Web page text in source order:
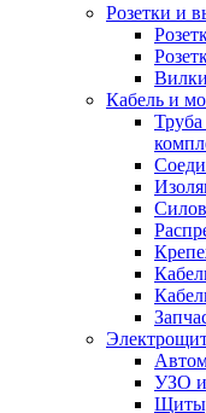
Розетки и
Вилки
Кабель и
УЗО и
Щиты,